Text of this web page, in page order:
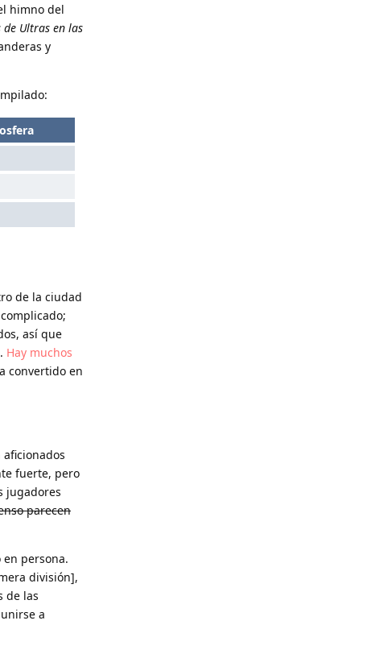
himno del
de Ultras en las
y
de la ciudad
así que
Hay muchos
convertido en
fuerte, pero
jugadores
parecen
persona.
división],
de las
a